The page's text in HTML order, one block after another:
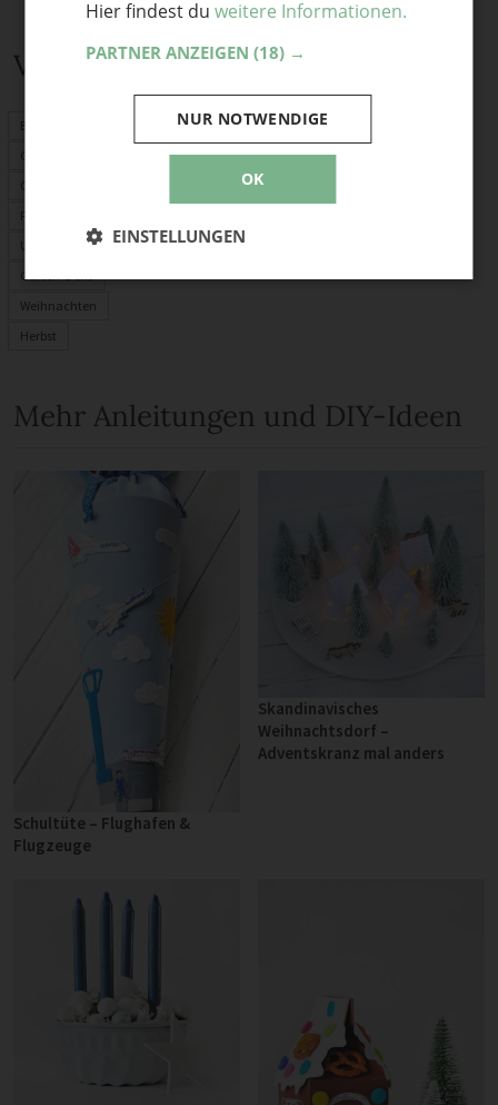
Verwandte Themen
Basteln mit Kindern
Geschenke
Origami
Fimo
Upcycling
Garten-Deko
Weihnachten
Herbst
Mehr Anleitungen und DIY-Ideen
Schultüte – Flughafen &
Flugzeuge
Skandinavisches
Weihnachtsdorf –
Adventskranz mal anders
Hier findest du weitere Informationen.
PARTNER ANZEIGEN (18) →
OK
NUR NOTWENDIGE
EINSTELLUNGEN